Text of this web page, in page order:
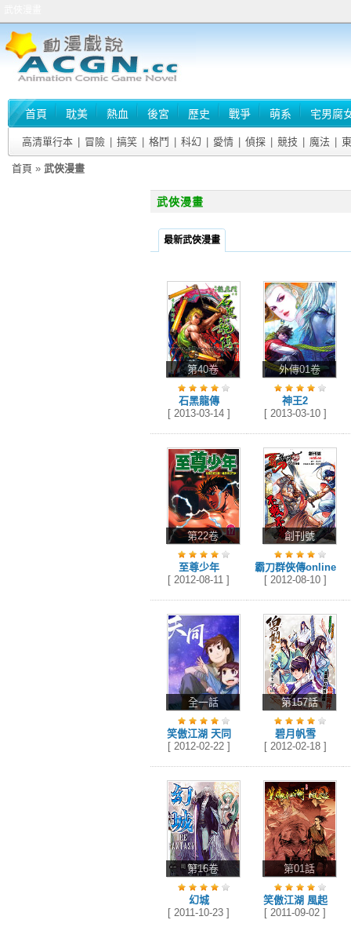
首頁 耽美 熱血 後宮 歷史 戰爭 萌系 宅男腐
高清單行本 冒險 搞笑 格鬥 科幻 愛情 偵探 競技 魔法
首頁 » 武俠漫畫
武俠漫畫
最新武俠漫畫
第40卷
石黑龍傳
[ 2013-03-14 ]
外傳01卷
神王2
[ 2013-03-10 ]
第22卷
至尊少年
[ 2012-08-11 ]
創刊號
霸刀群俠傳online
[ 2012-08-10 ]
全一話
笑傲江湖 天同
[ 2012-02-22 ]
第157話
碧月帆雪
[ 2012-02-18 ]
第16卷
幻城
[ 2011-10-23 ]
第01話
笑傲江湖 風起
[ 2011-09-02 ]